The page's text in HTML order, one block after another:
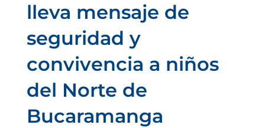
lleva mensaje de
seguridad y
convivencia a niños
del Norte de
Bucaramanga